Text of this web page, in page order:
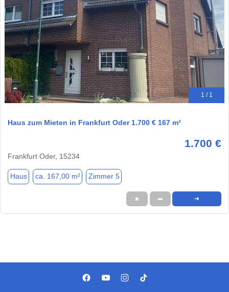
1 / 1
Haus zum Mieten in Frankfurt Oder 1.700 € 167 m²
1.700 €
Frankfurt Oder, 15234
Haus ca. 167,00 m² Zimmer 5
★ ➦ ➜